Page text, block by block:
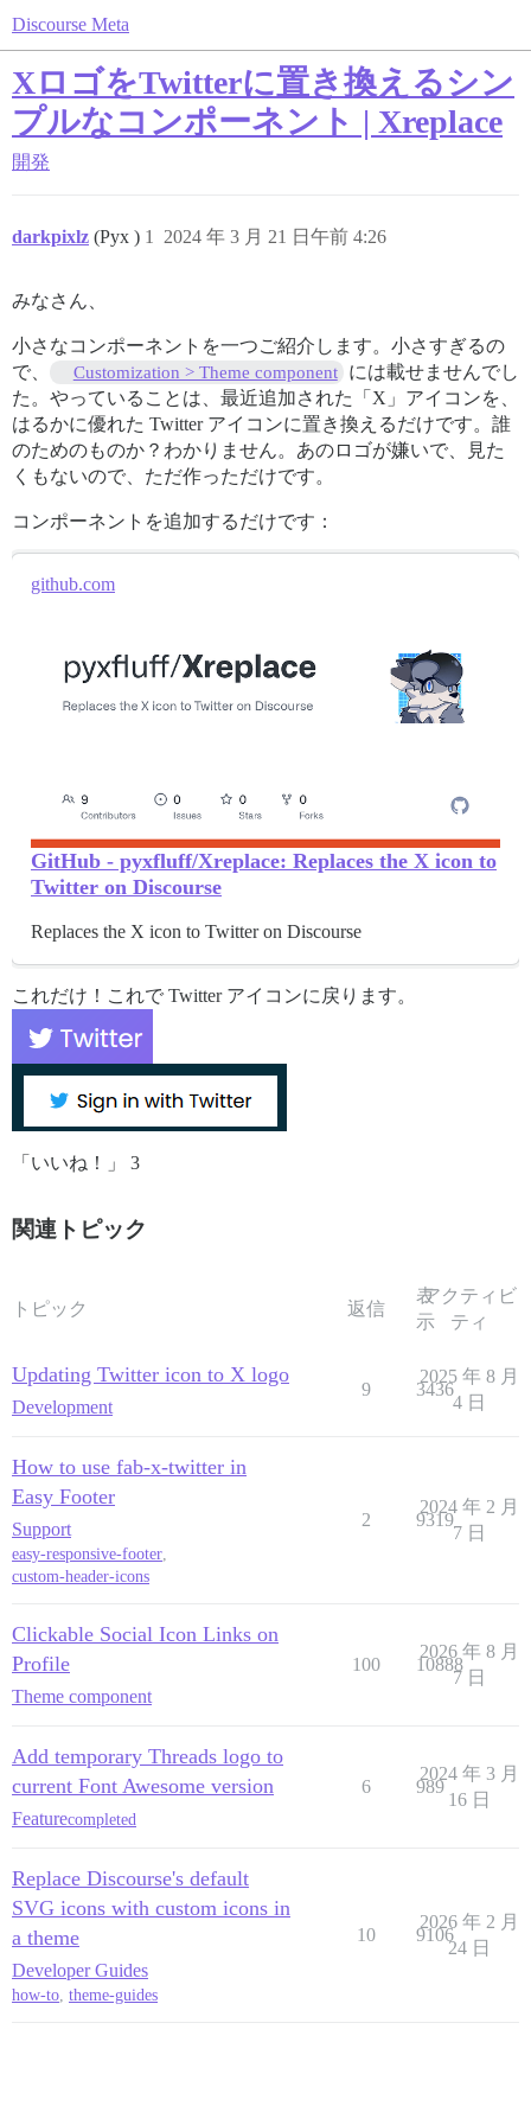
Discourse Meta
XロゴをTwitterに置き換えるシン
プルなコンポーネント | Xreplace
開発
darkpixlz (Pyx ) 2024 年 3 月 21 日午前 4:26
1
みなさん、
小さなコンポーネントを一つご紹介します。小さすぎるの
で、
Customization > Theme component
には載せませんでし
た。やっていることは、最近追加された「X」アイコンを、
はるかに優れた Twitter アイコンに置き換えるだけです。誰
のためのものか？わかりません。あのロゴが嫌いで、見た
くもないので、ただ作っただけです。
コンポーネントを追加するだけです：
github.com
GitHub - pyxfluff/Xreplace: Replaces the X icon to
Twitter on Discourse
Replaces the X icon to Twitter on Discourse
これだけ！これで Twitter アイコンに戻ります。
「いいね！」 3
関連トピック
トピック 返信
表
示
アクティビ
ティ
Updating Twitter icon to X logo
Development
9 3436
2025 年 8 月
4 日
How to use fab-x-twitter in
Easy Footer
Support
easy-responsive-footer,
custom-header-icons
2 9319
2024 年 2 月
7 日
Clickable Social Icon Links on
Profile
Theme component
100 10888
2026 年 8 月
7 日
Add temporary Threads logo to
current Font Awesome version
Featurecompleted
6 989
2024 年 3 月
16 日
Replace Discourse's default
SVG icons with custom icons in
a theme
Developer Guides
how-to, theme-guides
10 9106
2026 年 2 月
24 日